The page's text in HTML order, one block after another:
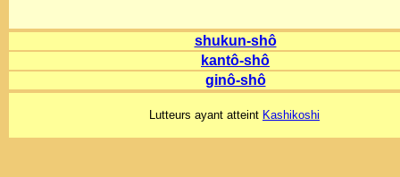
shukun-shô
kantô-shô
ginô-shô
Lutteurs ayant atteint Kashikoshi